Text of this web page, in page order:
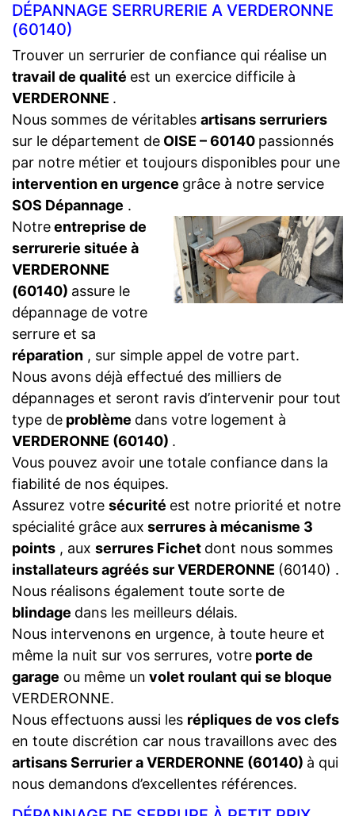
DÉPANNAGE SERRURERIE A VERDERONNE
(60140)
Trouver un serrurier de confiance qui réalise un
travail de qualité est un exercice difficile à
VERDERONNE .
Nous sommes de véritables artisans serruriers
sur le département de OISE – 60140 passionnés
par notre métier et toujours disponibles pour une
intervention en urgence grâce à notre service
SOS Dépannage .
Notreentreprise de
serrurerie située à
VERDERONNE
(60140) assure le
dépannage de votre
serrure et sa
réparation , sur simple appel de votre part.
Nous avons déjà effectué des milliers de
dépannages et seront ravis d’intervenir pour tout
type de problème dans votre logement à
VERDERONNE (60140) .
Vous pouvez avoir une totale confiance dans la
fiabilité de nos équipes.
Assurez votre sécurité est notre priorité et notre
spécialité grâce aux serrures à mécanisme 3
points , aux serrures Fichet dont nous sommes
installateurs agréés sur VERDERONNE (60140) .
Nous réalisons également toute sorte de
blindage dans les meilleurs délais.
Nous intervenons en urgence, à toute heure et
même la nuit sur vos serrures, votre porte de
garage ou même un volet roulant qui se bloque
VERDERONNE.
Nous effectuons aussi les répliques de vos clefs
en toute discrétion car nous travaillons avec des
artisans Serrurier a VERDERONNE (60140) à qui
nous demandons d’excellentes références.